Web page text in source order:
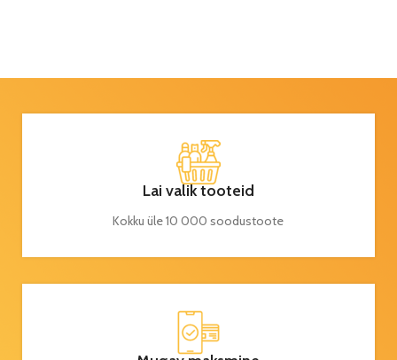
Lai valik tooteid
Kokku üle 10 000 soodustoote